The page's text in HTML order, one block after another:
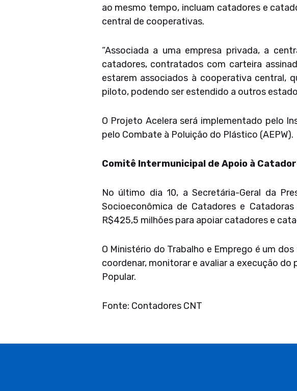
ao mesmo tempo, incluam catadores e
central de cooperativas.
“Associada a uma empresa privada, a
catadores, contratados com carteira
estarem associados à cooperativa central,
piloto, podendo ser estendido a outros
O Projeto Acelera será implementado pelo
pelo Combate à Poluição do Plástico (AEPW).
Comitê Intermunicipal de Apoio à
No último dia 10, a Secretária-Geral da
Socioeconômica de Catadores e
R$425,5 milhões para apoiar catadores e
O Ministério do Trabalho e Emprego é um
coordenar, monitorar e avaliar a execução
Popular.
Fonte: Contadores CNT